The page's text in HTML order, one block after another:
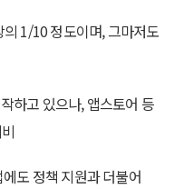
1/10 정도이며, 그마저도
하고 있으나, 앱스토어 등
도 정책 지원과 더불어